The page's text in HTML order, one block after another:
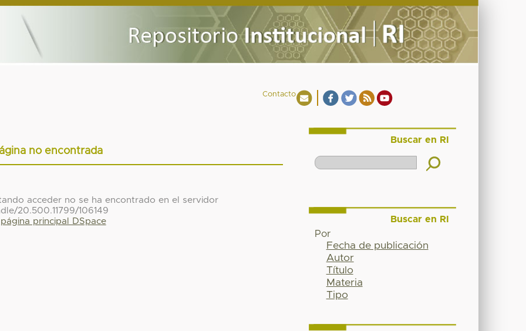
Contacto
no encontrada
acceder no se ha encontrado en el servidor
20.500.11799/106149
página principal DSpace
Buscar en RI
Buscar en RI
Por
Fecha de publicación
Autor
Título
Materia
Tipo